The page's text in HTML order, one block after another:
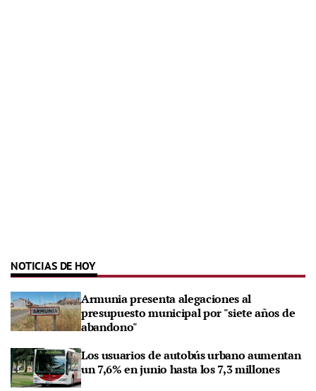
NOTICIAS DE HOY
Armunia presenta alegaciones al
presupuesto municipal por "siete años de
abandono"
Los usuarios de autobús urbano aumentan
un 7,6% en junio hasta los 7,3 millones